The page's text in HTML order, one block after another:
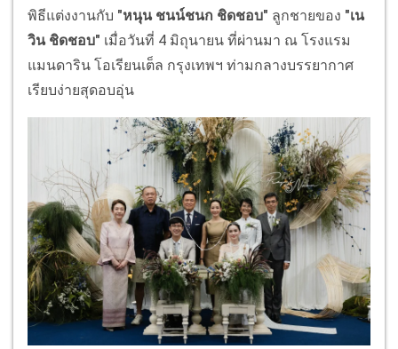
พิธีแต่งงานกับ "หนุน ชนน์ชนก ชิดชอบ" ลูกชายของ "เน
วิน ชิดชอบ" เมื่อ⁠วันที่ 4 มิถุนายน ที่ผ่านมา ณ โรงแรม
แมนดาริน โอเรียนเต็ล กรุงเทพฯ ท่ามกลางบรรยากาศ
เรียบง่ายสุดอบอุ่น